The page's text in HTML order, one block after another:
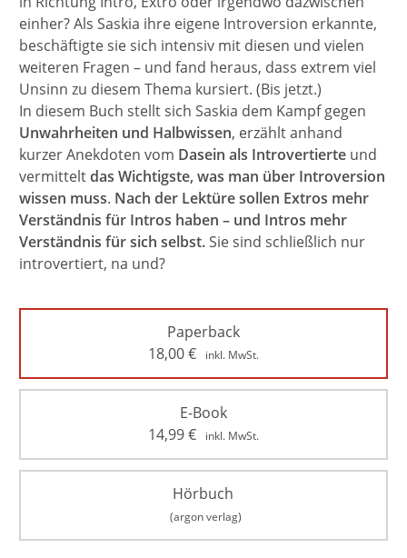
einher? Als Saskia ihre eigene Introversion erkannte,
beschäftigte sie sich intensiv mit diesen und vielen
weiteren Fragen – und fand heraus, dass extrem viel
Unsinn zu diesem Thema kursiert. (Bis jetzt.)
In diesem Buch stellt sich Saskia dem Kampf gegen
Unwahrheiten und Halbwissen, erzählt anhand
kurzer Anekdoten vom Dasein als Introvertierteund
vermitteltdas Wichtigste, was man über Introversion
wissen muss. Nach der Lektüre sollen Extros mehr
Verständnis für Intros haben – und Intros mehr
Verständnis für sich selbst.Sie sind schließlich nur
introvertiert, na und?
Paperback
18,00€ inkl. MwSt.
E-Book
14,99€ inkl. MwSt.
Hörbuch
(argon verlag)